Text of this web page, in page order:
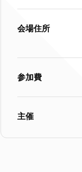
会場住所
参加費
主催